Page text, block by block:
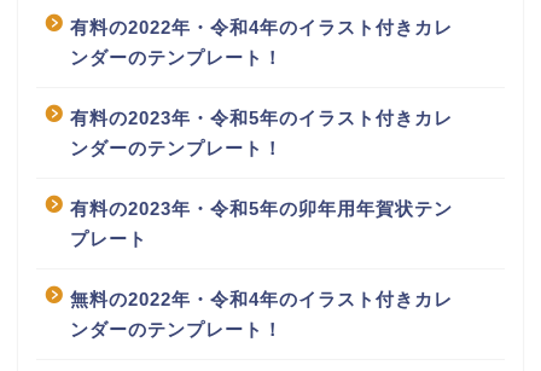
有料の2022年・令和4年のイラスト付きカレ
ンダーのテンプレート！
有料の2023年・令和5年のイラスト付きカレ
ンダーのテンプレート！
有料の2023年・令和5年の卯年用年賀状テン
プレート
無料の2022年・令和4年のイラスト付きカレ
ンダーのテンプレート！